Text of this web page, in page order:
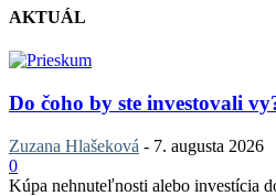
AKTUÁL
Do čoho by ste investovali
Zuzana Hlašeková - 7. augusta 2026
0
Kúpa nehnuteľnosti alebo investícia